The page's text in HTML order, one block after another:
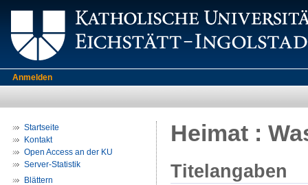
Anmelden
Startseite
Kontakt
Open Access an der KU
Server-Statistik
Blättern
Heimat :
Titelangaben